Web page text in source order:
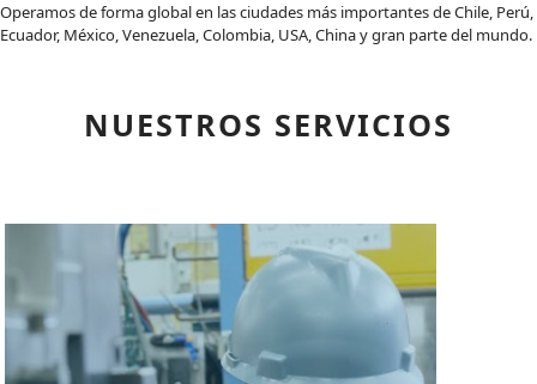
Operamos de forma global en las ciudades más importantes de Chile, Perú,
Ecuador, México, Venezuela, Colombia, USA, China y gran parte del mundo.
NUESTROS SERVICIOS